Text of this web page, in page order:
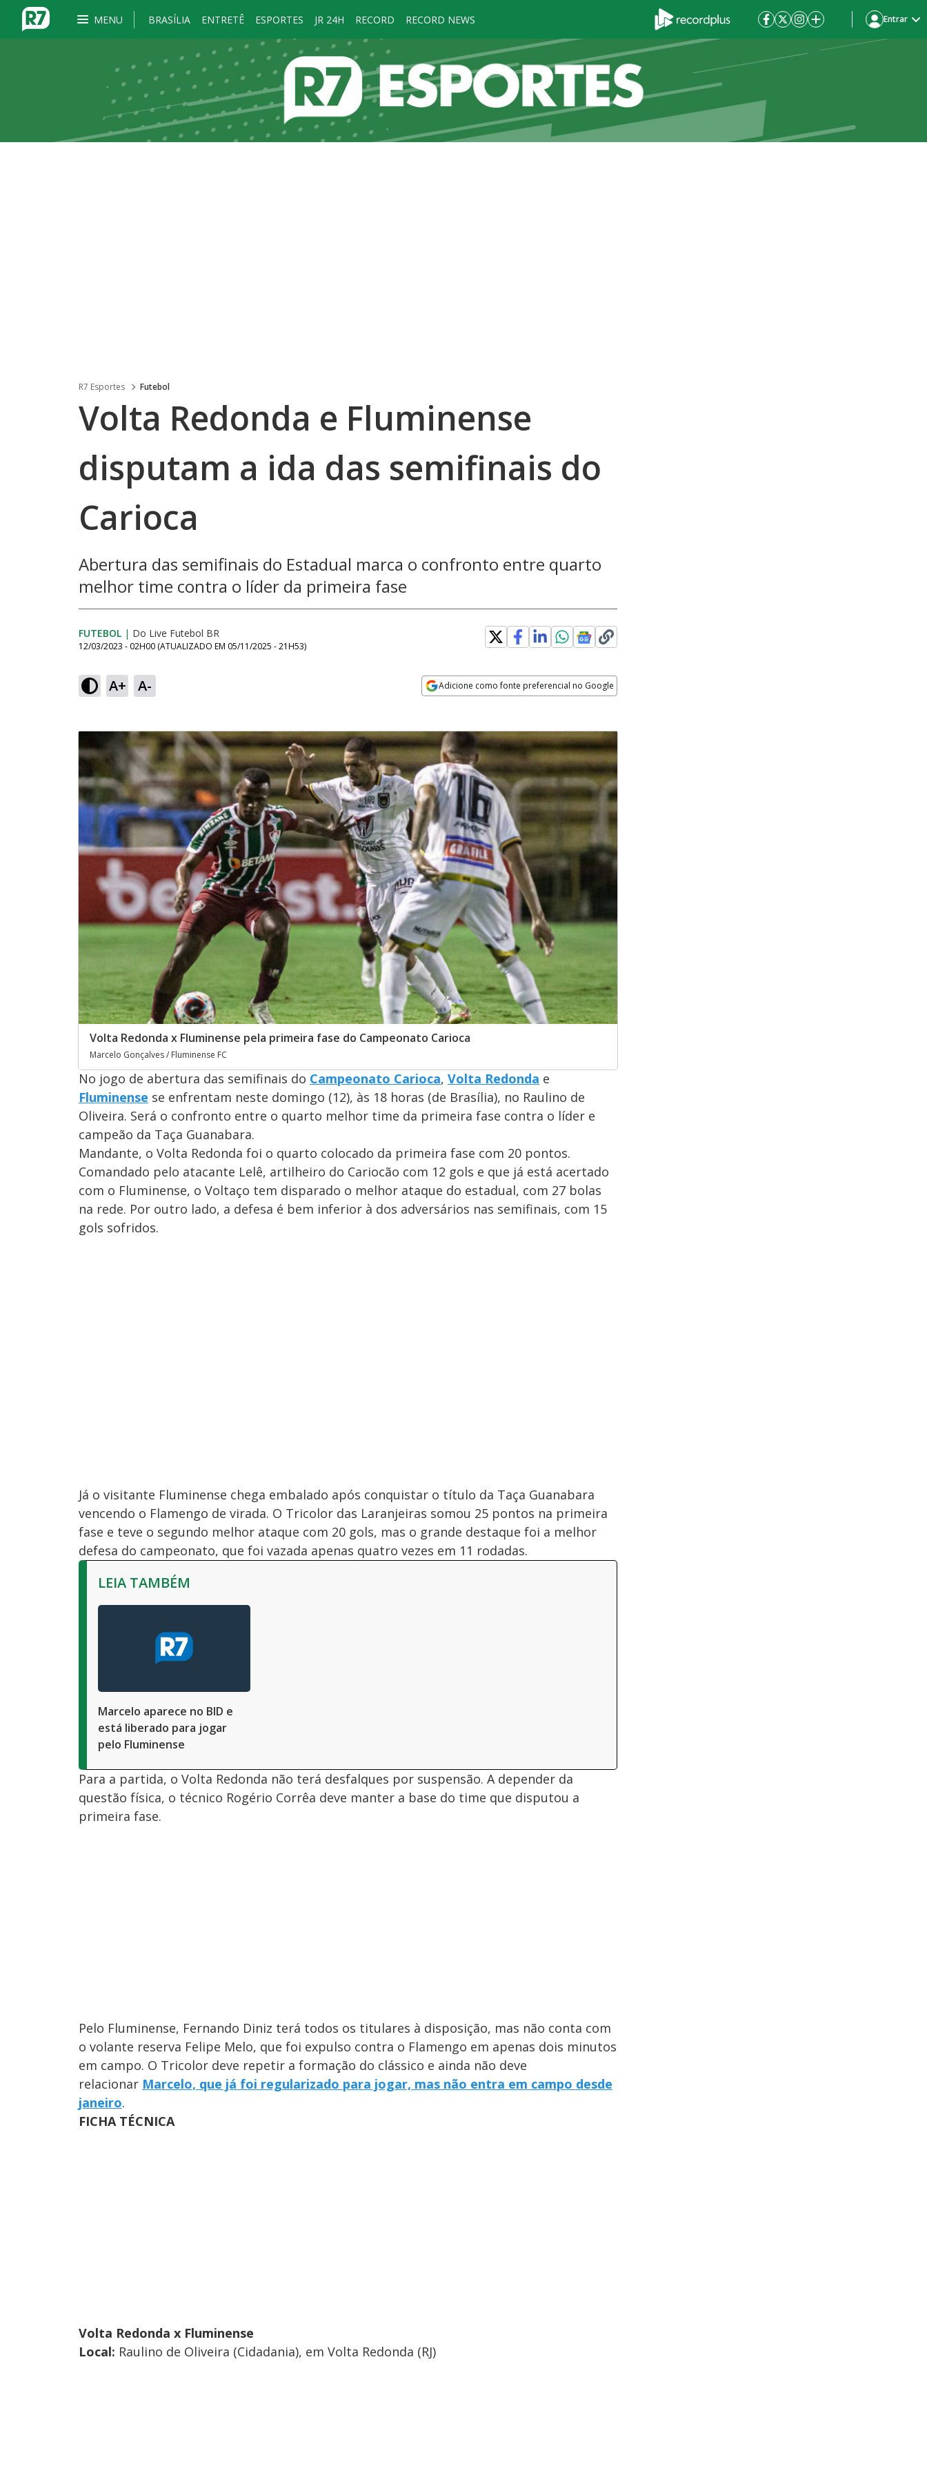
MENU BRASÍLIA ENTRETÊ ESPORTES JR 24H RECORD RECORD NEWS Entrar
R7 Esportes Futebol
Volta Redonda e Fluminense
disputam a ida das semifinais do
Carioca
Abertura das semifinais do Estadual marca o confronto entre quarto
melhor time contra o líder da primeira fase
FUTEBOL | Do Live Futebol BR
12/03/2023 - 02H00 (ATUALIZADO EM 05/11/2025 - 21H53)
A+ A- Adicione como fonte preferencial no Google
Volta Redonda x Fluminense pela primeira fase do Campeonato Carioca
Marcelo Gonçalves / Fluminense FC
No jogo de abertura das semifinais do Campeonato Carioca, Volta Redonda e
Fluminense se enfrentam neste domingo (12), às 18 horas (de Brasília), no Raulino de
Oliveira. Será o confronto entre o quarto melhor time da primeira fase contra o líder e
campeão da Taça Guanabara.
Mandante, o Volta Redonda foi o quarto colocado da primeira fase com 20 pontos.
Comandado pelo atacante Lelê, artilheiro do Cariocão com 12 gols e que já está acertado
com o Fluminense, o Voltaço tem disparado o melhor ataque do estadual, com 27 bolas
na rede. Por outro lado, a defesa é bem inferior à dos adversários nas semifinais, com 15
gols sofridos.
Já o visitante Fluminense chega embalado após conquistar o título da Taça Guanabara
vencendo o Flamengo de virada. O Tricolor das Laranjeiras somou 25 pontos na primeira
fase e teve o segundo melhor ataque com 20 gols, mas o grande destaque foi a melhor
defesa do campeonato, que foi vazada apenas quatro vezes em 11 rodadas.
LEIA TAMBÉM
Marcelo aparece no BID e
está liberado para jogar
pelo Fluminense
Para a partida, o Volta Redonda não terá desfalques por suspensão. A depender da
questão física, o técnico Rogério Corrêa deve manter a base do time que disputou a
primeira fase.
Pelo Fluminense, Fernando Diniz terá todos os titulares à disposição, mas não conta com
o volante reserva Felipe Melo, que foi expulso contra o Flamengo em apenas dois minutos
em campo. O Tricolor deve repetir a formação do clássico e ainda não deve
relacionar Marcelo, que já foi regularizado para jogar, mas não entra em campo desde
janeiro.
FICHA TÉCNICA
Volta Redonda x Fluminense
Local: Raulino de Oliveira (Cidadania), em Volta Redonda (RJ)